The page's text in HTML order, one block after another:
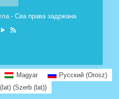
- Сва права задржана
Magyar Русский(Orosz)
(Szerb (lat))